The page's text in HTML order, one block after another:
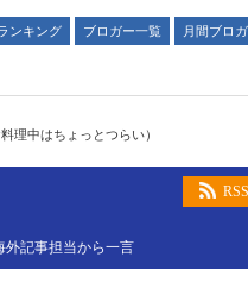
ンキング ブロガー一覧
月間ブロ
理中はちょっとつらい）
RSS
外記事担当から一言